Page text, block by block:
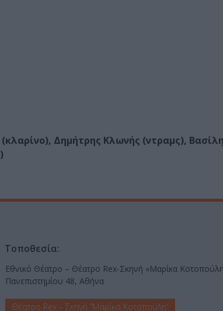
Δημήτρης Κλωνής (ντραμς),
Τοποθεσία:
Εθνικό Θέατρο – Θέατρο Rex-Σκηνή «Μαρίκα
Πανεπιστημίου 48, Αθήνα
Θέατρο Rex – Σκηνή “Μαρίκα Κοτοπούλη”